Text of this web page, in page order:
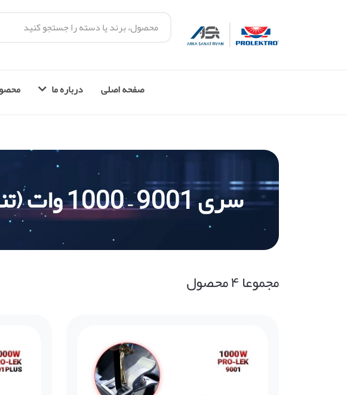
صفحه اصلی درباره ما
سری 9001 – 1000 وات (تنظیم دما و فشار هوا)
مجموعا ۴ محصول